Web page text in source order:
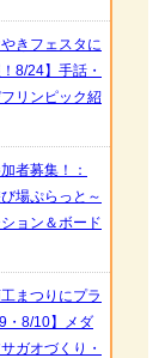
やきフェスタに
8/24】手話・
リンピック紹
者募集！：
場ぷらっと～
ョン＆ボード
工まつりにプラ
・8/10】メダ
ガオづくり・